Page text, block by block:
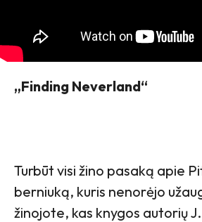
„Finding Neverland“
Turbūt visi žino pasaką apie
berniuką, kuris nenorėjo
žinojote, kas knygos autorių